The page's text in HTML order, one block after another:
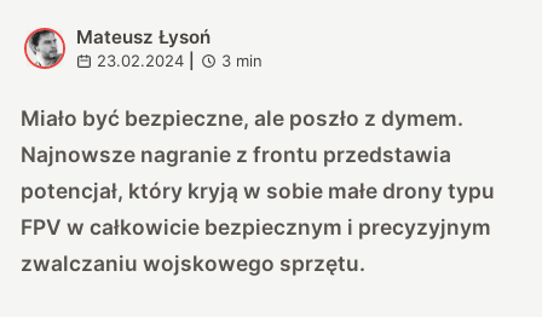
M
Mateusz Łysoń
23.02.2024 3 min
Miało być bezpieczne, ale poszło z dymem.
Najnowsze nagranie z frontu przedstawia
potencjał, który kryją w sobie małe drony typu
FPV w całkowicie bezpiecznym i precyzyjnym
zwalczaniu wojskowego sprzętu.